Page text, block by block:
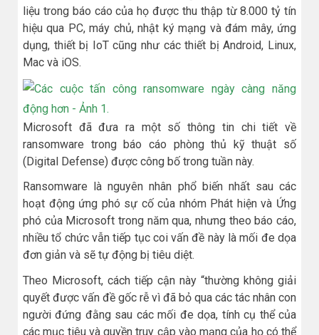
liệu trong báo cáo của họ được thu thập từ 8.000 tỷ tín
hiệu qua PC, máy chủ, nhật ký mạng và đám mây, ứng
dụng, thiết bị IoT cũng như các thiết bị Android, Linux,
Mac và iOS.
Microsoft đã đưa ra một số thông tin chi tiết về
ransomware trong báo cáo phòng thủ kỹ thuật số
(Digital Defense) được công bố trong tuần này.
Ransomware là nguyên nhân phổ biến nhất sau các
hoạt động ứng phó sự cố của nhóm Phát hiện và Ứng
phó của Microsoft trong năm qua, nhưng theo báo cáo,
nhiều tổ chức vẫn tiếp tục coi vấn đề này là mối đe dọa
đơn giản và sẽ tự động bị tiêu diệt.
Theo Microsoft, cách tiếp cận này “thường không giải
quyết được vấn đề gốc rễ vì đã bỏ qua các tác nhân con
người đứng đằng sau các mối đe dọa, tính cụ thể của
các mục tiêu và quyền truy cập vào mạng của họ có thể